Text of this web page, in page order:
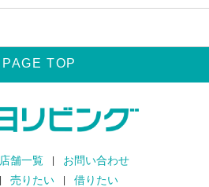
PAGE TOP
店舗一覧
お問い合わせ
売りたい
借りたい